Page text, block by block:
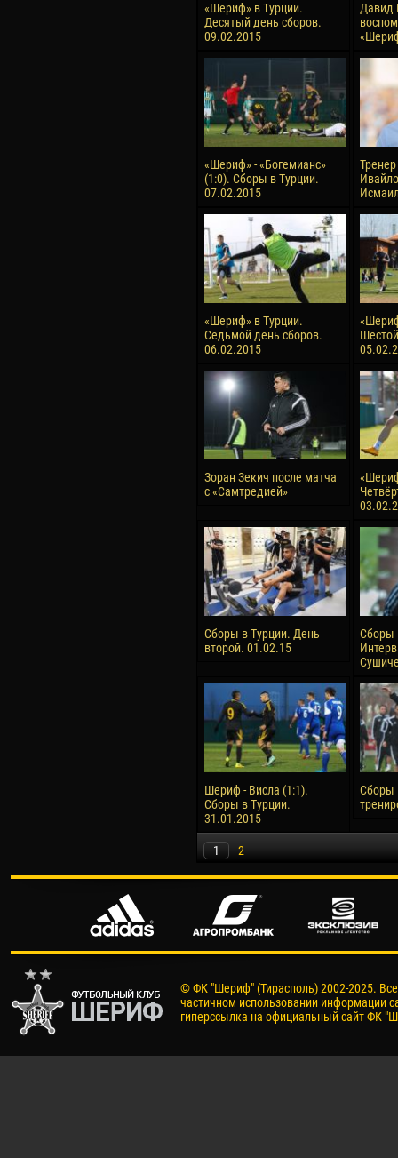
«Шериф» в Турции.
Десятый день сборов.
09.02.2015
Давид
«Шериф» - «Богемианс»
(1:0). Сборы в Турции.
07.02.2015
«Шериф» в Турции.
Седьмой день сборов.
06.02.2015
Зоран Зекич после матча
с «Самтредией»
Сборы в Турции. День
второй. 01.02.15
Сборы
Шериф - Висла (1:1).
Сборы в Турции.
31.01.2015
Сборы
1 2
© ФК "Шериф" (Тирасполь) 2002-2025.
частичном использовании информации
гиперссылка на официальный сайт ФК